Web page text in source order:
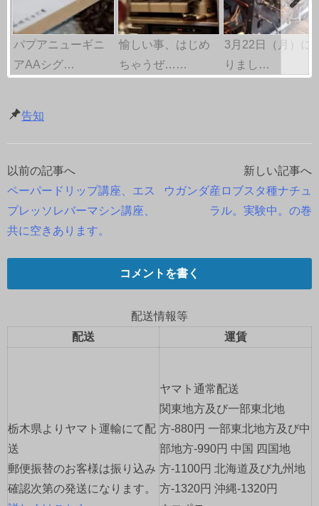
パプアニューギニ
アAAシグ…
愉しい事、はじめ
ちゃうぜ……
3月22日（月）に
りまし…
告知
投
稿
ナ
ー
ン
以前の記事へ
ペーパードリップ講座、エス
プレッソレバーマシン講座、
共に空きあります。
新しい記事へ
ウガンダ産ロブスタ種ナチュ
ラル。実験中。の巻
コメントを書く
配送情報等
配送
運賃
栃木県よりヤマト運輸にて配
送
郵便振替のお客様は振り込み
確認次第の発送になります。
ヤマト通常配送
関東地方及び一部東北地
方-880円 一部東北地方及び中
部地方-990円 中国 四国地
方-1100円 北海道及び九州地
方-1320円 沖縄-1320円